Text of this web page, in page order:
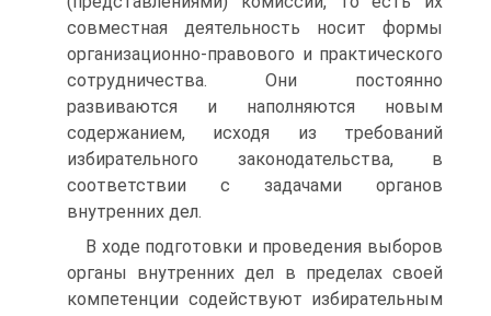
совместная деятельность носит формы
организационно-правового и практического
сотрудничества. Они постоянно
развиваются и наполняются новым
содержанием, исходя из требований
избирательного законодательства, в
соответствии с задачами органов
внутренних дел.
В ходе подготовки и проведения выборов
органы внутренних дел в пределах своей
компетенции содействуют избирательным